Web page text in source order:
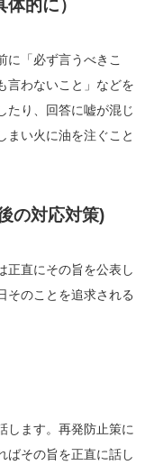
的に）
に「必ず言うべきこ
言わないこと」などを
たり、回答に嘘が混じ
まい火に油を注ぐこと
の対応対策)
正直にその旨を公表し
そのことを追求される
します。再発防止策に
ばその旨を正直に話し